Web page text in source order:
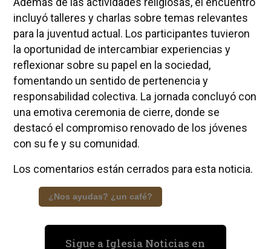
incluyó talleres y charlas sobre temas relevantes
para la juventud actual. Los participantes tuvieron
la oportunidad de intercambiar experiencias y
reflexionar sobre su papel en la sociedad,
fomentando un sentido de pertenencia y
responsabilidad colectiva. La jornada concluyó con
una emotiva ceremonia de cierre, donde se
destacó el compromiso renovado de los jóvenes
con su fe y su comunidad.
Los comentarios están cerrados para esta noticia.
¿Nos ayudas? ¿un café?
Sigue a Iglesia Noticias en